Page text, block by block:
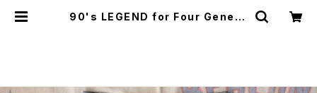
90's LEGEND for Four Genera